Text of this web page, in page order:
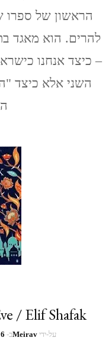
הראשון של
להרים. הוא מאגד
– כיצד אנחנו
השני אלא כיצד
/ Elif Shafak
על-ידיMeiravב- 16